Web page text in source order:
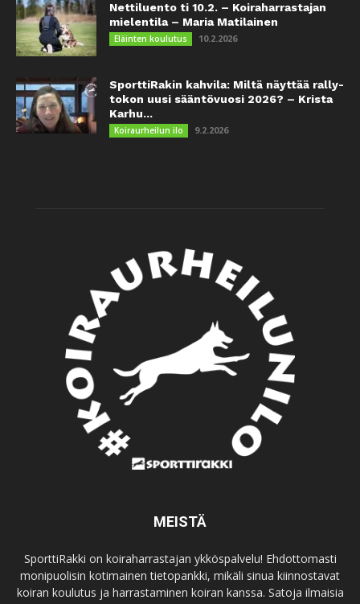
Nettiluento ti 10.2. – Koiraharrastajan
mielentila – Maria Matilainen
Eläinten koulutus 10.2.2026
SporttiRakin kahvila: Miltä näyttää rally-
tokon uusi sääntövuosi 2026? – Krista
Karhu...
Koiraurheilun ilo 9.2.2026
MEISTÄ
SporttiRakki on koiraharrastajan ykköspalvelu! Ehdottomasti
monipuolisin kotimainen tietopankki, mikäli sinua kiinnostavat
koiran koulutus ja harrastaminen koiran kanssa. Satoja ilmaisia